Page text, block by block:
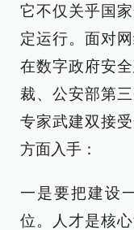
它不仅关乎国
定运行。面对
在数字政府安
裁、公安部第
专家武建双接
方面入手：
一是要把建设
位。人才是核